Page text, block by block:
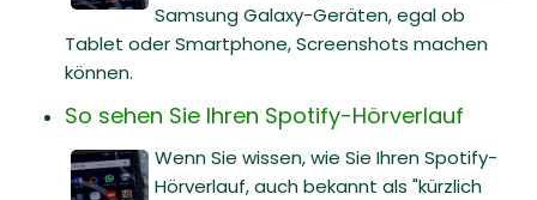
Samsung Galaxy-Geräten, egal ob
Tablet oder Smartphone, Screenshots machen
können.
So sehen Sie Ihren Spotify-Hörverlauf
Wenn Sie wissen, wie Sie Ihren Spotify-
Hörverlauf, auch bekannt als "kürzlich